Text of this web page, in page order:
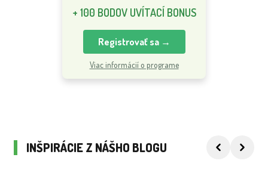
+ 100 BODOV UVÍTACÍ BONUS
Registrovať sa →
Viac informácií o programe
INŠPIRÁCIE Z NÁŠHO BLOGU